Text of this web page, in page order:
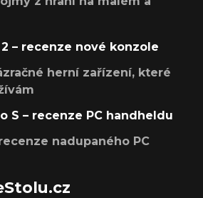
– recenze nové konzole
herní zařízení, které
S – recenze PC handheldu
nadupaného PC